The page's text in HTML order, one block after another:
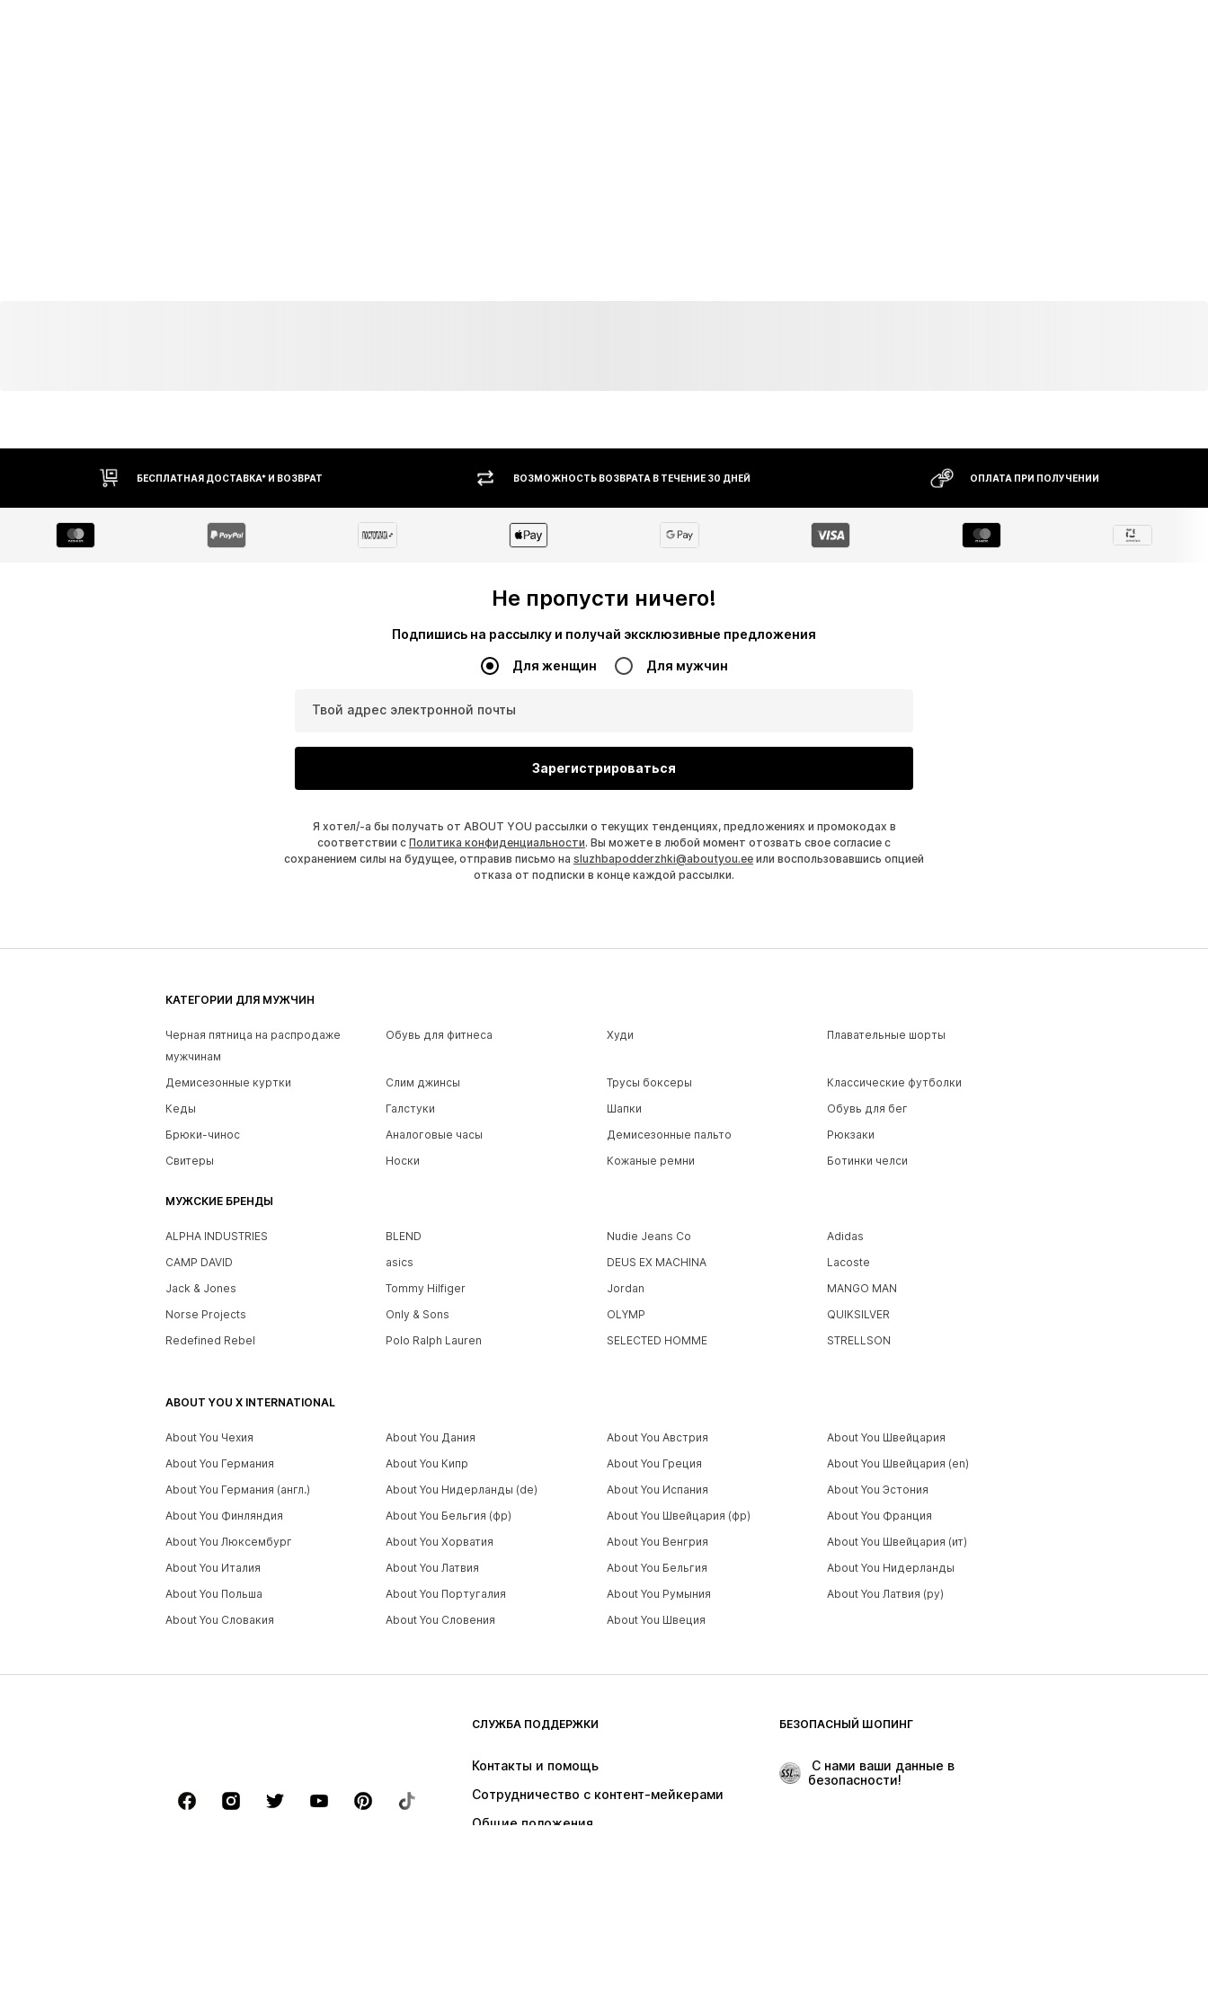
БЕСПЛАТНАЯ ДОСТАВКА* И ВОЗВРАТ ВОЗМОЖНОСТЬ ВОЗВРАТА В ТЕЧЕНИЕ 30 ДНЕЙ ОПЛАТА ПРИ ПОЛУЧЕНИИ
Не пропусти ничего!
Подпишись на рассылку и получай эксклюзивные предложения
Для женщин Для мужчин
Твой адрес электронной почты
Зарегистрироваться
Я хотел/-а бы получать от ABOUT YOU рассылки о текущих тенденциях, предложениях и промокодах в
соответствии с Политика конфиденциальности. Вы можете в любой момент отозвать свое согласие с
сохранением силы на будущее, отправив письмо на sluzhbapodderzhki@aboutyou.ee или воспользовавшись опцией
отказа от подписки в конце каждой рассылки.
КАТЕГОРИИ ДЛЯ МУЖЧИН
Черная пятница на распродаже
мужчинам
Обувь для фитнеса Худи Плавательные шорты
Демисезонные куртки Слим джинсы Трусы боксеры
Классические футболки
Кеды
Галстуки Шапки
Обувь для бег
Брюки-чинос
Аналоговые часы Демисезонные пальто
Рюкзаки
Свитеры
Носки Кожаные ремни Ботинки челси
МУЖСКИЕ БРЕНДЫ
ALPHA INDUSTRIES BLEND Nudie Jeans Co
Adidas
CAMP DAVID
asics DEUS EX MACHINA
Lacoste
Jack & Jones
Tommy Hilfiger Jordan
MANGO MAN
Norse Projects
Only & Sons OLYMP
QUIKSILVER
Redefined Rebel
Polo Ralph Lauren SELECTED HOMME STRELLSON
СЛУЖБА ПОДДЕРЖКИ
Контакты и помощь
Сотрудничество с контент-мейкерами
Общие положения
БЕЗОПАСНЫЙ ШОПИНГ
безопасности!
ABOUT YOU X INTERNATIONAL
About You Чехия About You Дания About You Австрия
About You Швейцария
About You Германия
About You Кипр About You Греция
About You Швейцария (en)
About You Германия (англ.)
About You Нидерланды (de) About You Испания
About You Эстония
About You Финляндия
About You Бельгия (фр) About You Швейцария (фр)
About You Франция
About You Люксембург
About You Хорватия About You Венгрия
About You Швейцария (ит)
About You Италия
About You Латвия About You Бельгия
About You Нидерланды
About You Польша
About You Португалия About You Румыния
About You Латвия (ру)
About You Словакия
About You Словения About You Швеция